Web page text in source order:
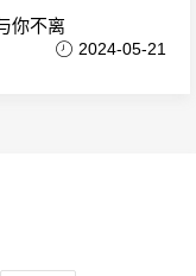
你不离
2024-05-21